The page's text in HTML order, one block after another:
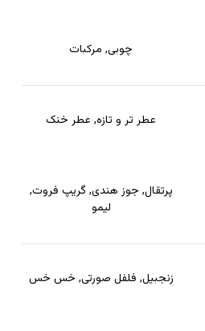
چوبی, مرکبات
عطر تر و تازه, عطر خنک
پرتقال, جوز هندی, گریپ فروت,
لیمو
زنجبیل, فلفل صورتی, خس خس